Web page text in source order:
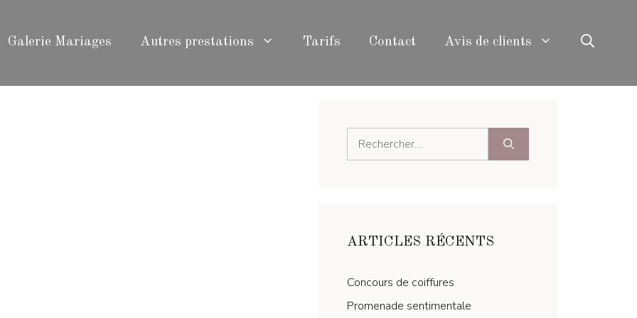
Galerie Mariages Autres prestations Tarifs Contact Avis de clients
ARTICLES RÉCENTS
Concours de coiffures
Promenade sentimentale